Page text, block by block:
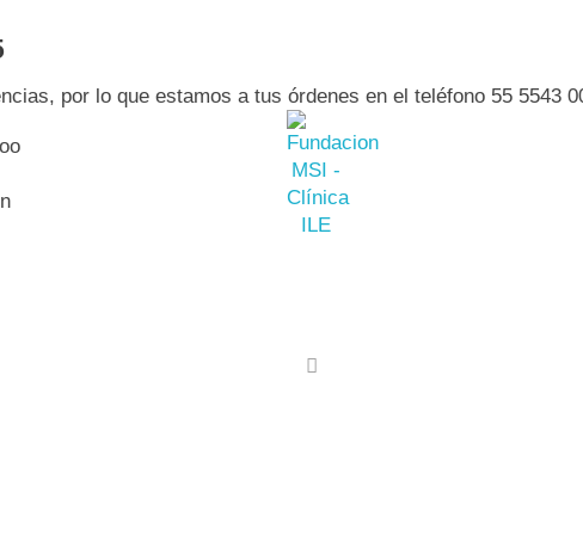
por lo que estamos a tus órdenes en el teléfono 55 5543